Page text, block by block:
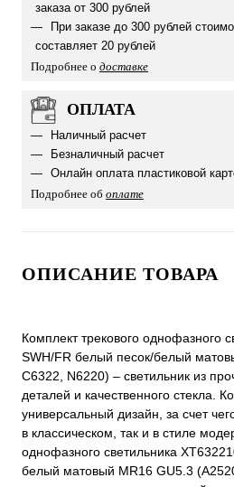
заказа от 300 рублей
При заказе до 300 рублей
составляет 20 рублей
Подробнее о доставке
ОПЛАТА
Наличный расчет
Безналичный расчет
Онлайн оплата пластиковой
Подробнее об оплате
ОПИСАНИЕ ТОВАРА
Комплект трекового однофазного
SWH/FR белый песок/белый
C6322, N6220) – светильник из
деталей и качественного стекла.
универсальный дизайн, за счет
в классическом, так и в стиле
однофазного светильника
белый матовый MR16 GU5.3